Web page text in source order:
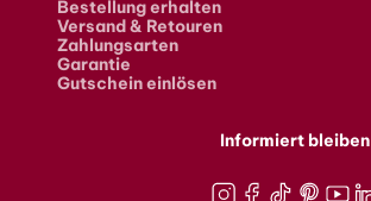
Bestellung erhalten
Versand & Retouren
Zahlungsarten
Garantie
Gutschein einlösen
Informiert bleiben